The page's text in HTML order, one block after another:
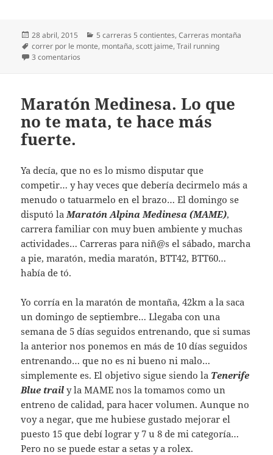
Publicado
el
28 abril, 2015 Categorías
5 carreras 5 contientes,Carreras montaña
Etiquetas
correr por le monte, montaña,scott jaime,Trail running
3 comentarios
Maratón Medinesa. Lo que
no te mata, te hace más
fuerte.
Ya decía, que no es lo mismo disputar que
competir… y hay veces que debería decirmelo más a
menudo o tatuarmelo en el brazo… El domingo se
disputó la Maratón Alpina Medinesa (MAME),
carrera familiar con muy buen ambiente y muchas
actividades… Carreras para niñ@s el sábado, marcha
a pie, maratón, media maratón, BTT42, BTT60…
había de tó.
Yo corría en la maratón de montaña, 42km a la saca
un domingo de septiembre… Llegaba con una
semana de 5 días seguidos entrenando, que si sumas
la anterior nos ponemos en más de 10 días seguidos
entrenando… que no es ni bueno ni malo…
simplemente es. El objetivo sigue siendo la Tenerife
Blue trail y la MAME nos la tomamos como un
entreno de calidad, para hacer volumen. Aunque no
voy a negar, que me hubiese gustado mejorar el
puesto 15 que debí lograr y 7 u 8 de mi categoría…
Pero no se puede estar a setas y a rolex.